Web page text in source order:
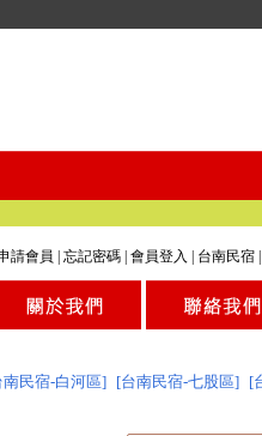
請會員 忘記密碼 會員登入 台南民宿
南民宿-白河區] [台南民宿-七股區] [